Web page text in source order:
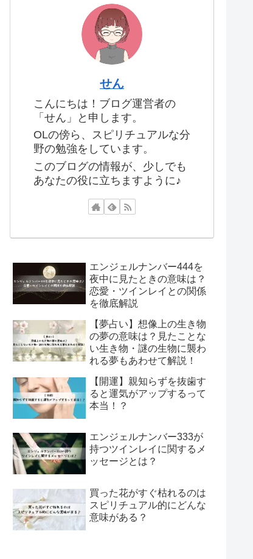
せん
こんにちは！ブログ運営者の
「せん」と申します。
OLの傍ら、スピリチュアルな分
野の勉強をしています。
このブログの情報が、少しでも
あなたの役に立ちますように♪
エンジェルナンバー444を
夜中に見たときの意味は？
恋愛・ツインレイとの関係
を徹底解説
【夢占い】想像上の生き物
の夢の意味は？見たことな
い生き物・謎の生物に襲わ
れる夢もあわせて解説！
【開運】親知らずを抜歯す
ると運気がアップするって
本当！？
エンジェルナンバー333が
持つツインレイに関するメ
ッセージとは？
買った花がすぐ枯れるのは
スピリチュアル的にどんな
意味がある？